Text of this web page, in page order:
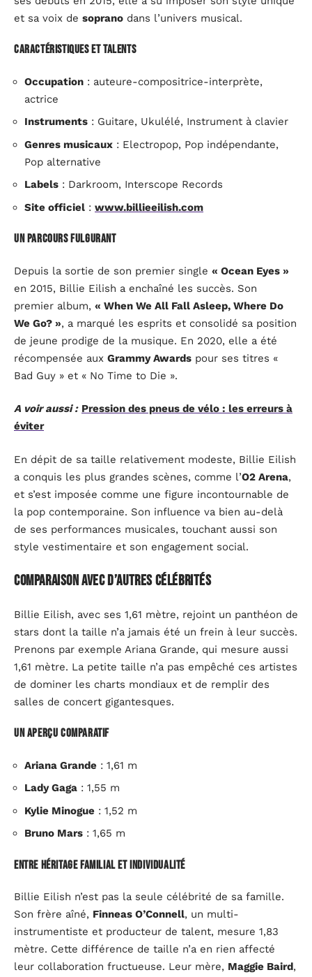
et sa voix de soprano dans l’univers musical.
Caractéristiques et talents
Occupation : auteure-compositrice-interprète,
actrice
Instruments : Guitare, Ukulélé, Instrument à clavier
Genres musicaux : Electropop, Pop indépendante,
Pop alternative
Labels : Darkroom, Interscope Records
Site officiel : www.billieeilish.com
Un parcours fulgurant
Depuis la sortie de son premier single « Ocean Eyes »
en 2015, Billie Eilish a enchaîné les succès. Son
premier album, « When We All Fall Asleep, Where Do
We Go? », a marqué les esprits et consolidé sa position
de jeune prodige de la musique. En 2020, elle a été
récompensée aux Grammy Awards pour ses titres «
Bad Guy » et « No Time to Die ».
A voir aussi : Pression des pneus de vélo : les erreurs à
éviter
En dépit de sa taille relativement modeste, Billie Eilish
a conquis les plus grandes scènes, comme l’O2 Arena,
et s’est imposée comme une figure incontournable de
la pop contemporaine. Son influence va bien au-delà
de ses performances musicales, touchant aussi son
style vestimentaire et son engagement social.
Comparaison avec d’autres célébrités
Billie Eilish, avec ses 1,61 mètre, rejoint un panthéon de
stars dont la taille n’a jamais été un frein à leur succès.
Prenons par exemple Ariana Grande, qui mesure aussi
1,61 mètre. La petite taille n’a pas empêché ces artistes
de dominer les charts mondiaux et de remplir des
salles de concert gigantesques.
Un aperçu comparatif
Ariana Grande : 1,61 m
Lady Gaga : 1,55 m
Kylie Minogue : 1,52 m
Bruno Mars : 1,65 m
Entre héritage familial et individualité
Billie Eilish n’est pas la seule célébrité de sa famille.
Son frère aîné, Finneas O’Connell, un multi-
instrumentiste et producteur de talent, mesure 1,83
mètre. Cette différence de taille n’a en rien affecté
leur collaboration fructueuse. Leur mère, Maggie Baird,